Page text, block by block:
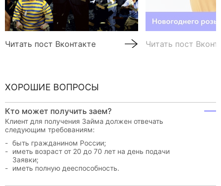
Читать пост Вконтакте Читать пост
ХОРОШИЕ ВОПРОСЫ
Кто может получить заем?
Клиент для получения Займа должен отвечать
следующим требованиям:
быть гражданином России;
иметь возраст от 20 до 70 лет на день подачи
Заявки;
иметь полную дееспособность.